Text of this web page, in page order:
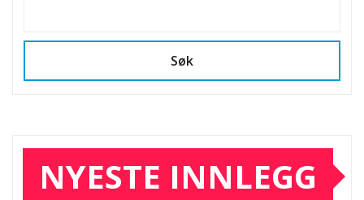
Søk
NYESTE INNLEGG